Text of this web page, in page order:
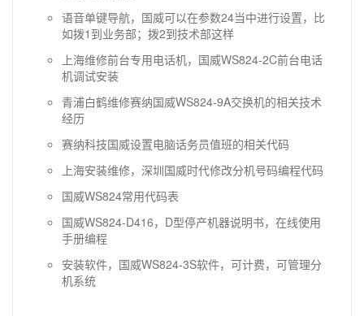
语音单键导航，国威可以在参数24当中进行设置，比
如拨1到业务部；拨2到技术部这样
上海维修前台专用电话机，国威WS824-2C前台电话
机调试安装
青浦白鹤维修赛纳国威WS824-9A交换机的相关技术
经历
赛纳科技国威设置电脑话务员值班的相关代码
上海安装维修，深圳国威时代修改分机号码编程代码
国威WS824常用代码表
国威WS824-D416，D型停产机器说明书，在线使用
手册编程
安装软件，国威WS824-3S软件，可计费，可管理分
机系统